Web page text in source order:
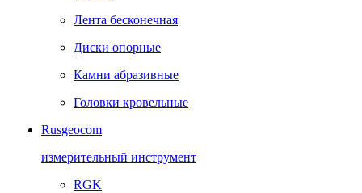
Лента бесконечная
Диски опорные
Камни абразивные
Головки кровельные
Rusgeocom
измерительный инструмент
RGK